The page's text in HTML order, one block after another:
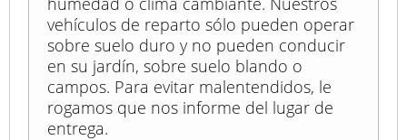
vehículos de reparto sólo pueden operar
sobre suelo duro y no pueden conducir
en su jardín, sobre suelo blando o
campos. Para evitar malentendidos, le
rogamos que nos informe del lugar de
entrega.